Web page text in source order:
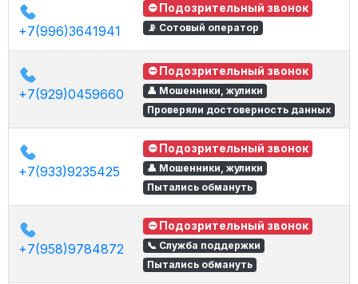
+7(996)3641941
⛔ Подозрительный звонок
📡 Сотовый оператор
+7(929)0459660
⛔ Подозрительный звонок
👤 Мошенники, жулики
Проверяли достоверность данных
+7(933)9235425
⛔ Подозрительный звонок
👤 Мошенники, жулики
Пытались обмануть
+7(958)9784872
⛔ Подозрительный звонок
📞 Служба поддержки
Пытались обмануть